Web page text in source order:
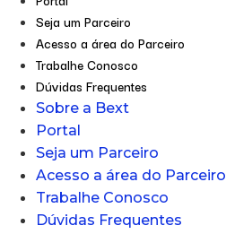
Seja um Parceiro
Acesso a área do Parceiro
Trabalhe Conosco
Dúvidas Frequentes
Sobre a Bext
Portal
Seja um Parceiro
Acesso a área do Parceiro
Trabalhe Conosco
Dúvidas Frequentes